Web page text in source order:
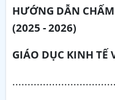
HƯỚNG DẪN
(2025 - 2026)
GIÁO DỤC KINH TẾ